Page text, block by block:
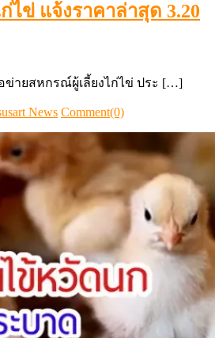
ไข่ แจ้งราคาล่าสุด 3.20
ข่ายสหกรณ์ผู้เลี้ยงไก่ไข่ ประ […]
News Comment(0)